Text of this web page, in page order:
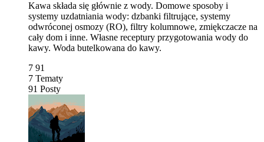
Kawa składa się głównie z wody. Domowe sposoby i
systemy uzdatniania wody: dzbanki filtrujące, systemy
odwróconej osmozy (RO), filtry kolumnowe, zmiękczacze na
cały dom i inne. Własne receptury przygotowania wody do
kawy. Woda butelkowana do kawy.
7 91
7 Tematy
91 Posty